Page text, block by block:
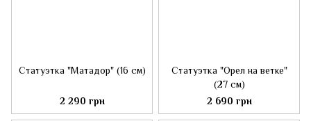
Статуэтка "Матадор" (16 см)
2 290 грн
Статуэтка "Орел на ветке"
(27 см)
2 690 грн